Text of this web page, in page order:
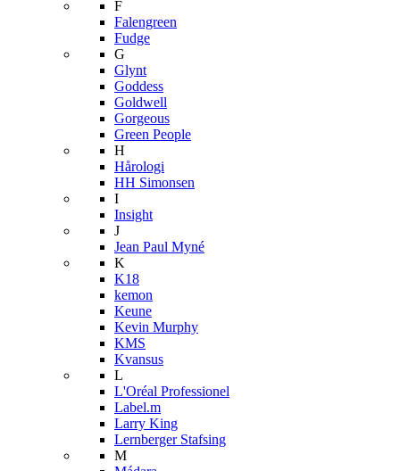
F
Falengreen
Fudge
G
Glynt
Goddess
Goldwell
Gorgeous
Green People
H
Hårologi
HH Simonsen
I
Insight
J
Jean Paul Myné
K
K18
kemon
Keune
Kevin Murphy
KMS
Kvansus
L
L'Oréal Professionel
Label.m
Larry King
Lernberger Stafsing
M